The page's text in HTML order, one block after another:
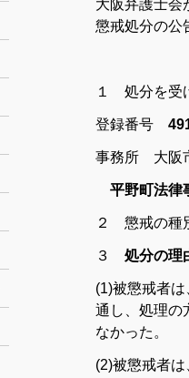
大阪弁護士会
懲戒処分の公
１ 処分を受
登録番号
事務所 大阪
平野町法律
２ 懲戒の
３ 処分の理
(1)被懲戒者
通し、処理の
なかった。
(2)被懲戒者